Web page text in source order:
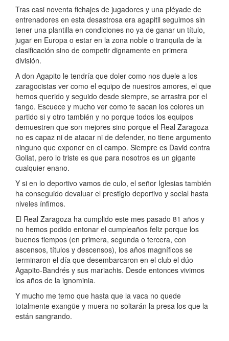
Tras casi noventa fichajes de jugadores y una pléyade de
entrenadores en esta desastrosa era agapitil seguimos sin
tener una plantilla en condiciones no ya de ganar un título,
jugar en Europa o estar en la zona noble o tranquila de la
clasificación sino de competir dignamente en primera
división.
A don Agapito le tendría que doler como nos duele a los
zaragocistas ver como el equipo de nuestros amores, el que
hemos querido y seguido desde siempre, se arrastra por el
fango. Escuece y mucho ver como te sacan los colores un
partido si y otro también y no porque todos los equipos
demuestren que son mejores sino porque el Real Zaragoza
no es capaz ni de atacar ni de defender, no tiene argumento
ninguno que exponer en el campo. Siempre es David contra
Goliat, pero lo triste es que para nosotros es un gigante
cualquier enano.
Y si en lo deportivo vamos de culo, el señor Iglesias también
ha conseguido devaluar el prestigio deportivo y social hasta
niveles ínfimos.
El Real Zaragoza ha cumplido este mes pasado 81 años y
no hemos podido entonar el cumpleaños feliz porque los
buenos tiempos (en primera, segunda o tercera, con
ascensos, títulos y descensos), los años magníficos se
terminaron el día que desembarcaron en el club el dúo
Agapito-Bandrés y sus mariachis. Desde entonces vivimos
los años de la ignominia.
Y mucho me temo que hasta que la vaca no quede
totalmente exangüe y muera no soltarán la presa los que la
están sangrando.